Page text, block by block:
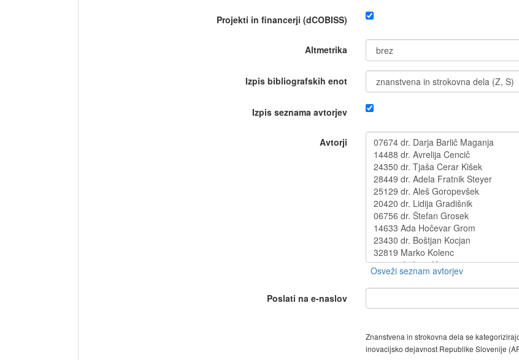
Projekti in financerji (dCOBISS)
Altmetrika
Izpis bibliografskih enot
Izpis seznama avtorjev
Avtorji
Poslati na e-naslov
Znanstvena in strokovna dela se
inovacijsko dejavnost Republike Slovenije